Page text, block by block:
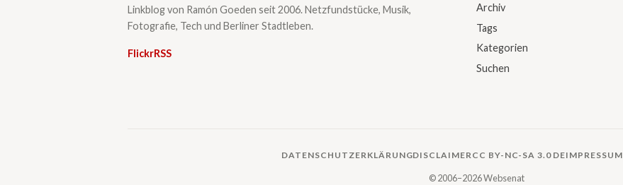
Linkblog von Ramón Goeden seit 2006. Netzfundstücke, Musik,
Fotografie, Tech und Berliner Stadtleben.
FlickrRSS
Archiv
Tags
Kategorien
Suchen
DATENSCHUTZERKLÄRUNGDISCLAIMERCC BY-NC-SA 3.0 DEIMPRESSUM
© 2006–2026 Websenat